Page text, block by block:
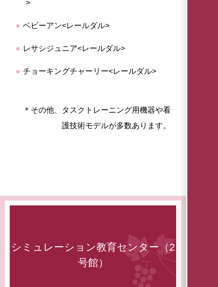
>
ベビーアン<レールダル>
レサシジュニア<レールダル>
チョーキングチャーリー<レールダル>
＊その他、タスクトレーニング用機器や看
護技術モデルが多数あります。
シミュレーション教育センター（2
号館）